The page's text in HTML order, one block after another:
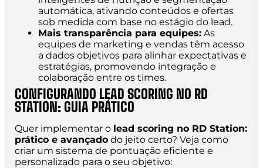
automática, ativando conteúdos e ofertas
sob medida com base no estágio do lead.
Mais transparência para equipes: As
equipes de marketing e vendas têm acesso
a dados objetivos para alinhar expectativas e
estratégias, promovendo integração e
colaboração entre os times.
CONFIGURANDO LEAD SCORING NO RD
STATION: GUIA PRÁTICO
Quer implementar o lead scoring no RD Station:
prático e avançado do jeito certo? Veja como
criar um sistema de pontuação eficiente e
personalizado para o seu objetivo: